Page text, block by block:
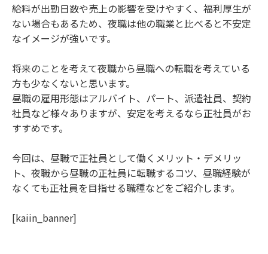
給料が出勤日数や売上の影響を受けやすく、福利厚生が
ない場合もあるため、夜職は他の職業と比べると不安定
なイメージが強いです。
将来のことを考えて夜職から昼職への転職を考えている
方も少なくないと思います。
昼職の雇用形態はアルバイト、パート、派遣社員、契約
社員など様々ありますが、安定を考えるなら正社員がお
すすめです。
今回は、昼職で正社員として働くメリット・デメリッ
ト、夜職から昼職の正社員に転職するコツ、昼職経験が
なくても正社員を目指せる職種などをご紹介します。
[kaiin_banner]